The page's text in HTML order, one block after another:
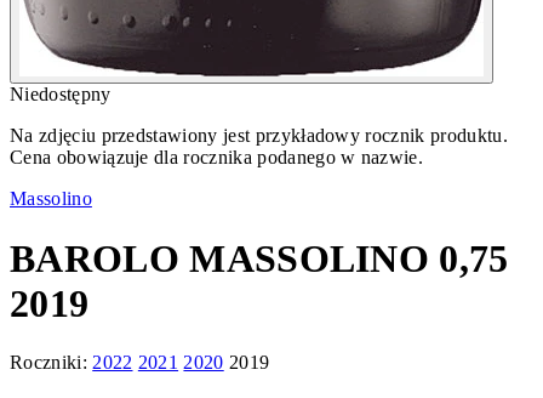
Niedostępny
Na zdjęciu przedstawiony jest przykładowy rocznik produktu.
Cena obowiązuje dla rocznika podanego w nazwie.
Massolino
BAROLO MASSOLINO 0,75
2019
Roczniki: 2022 2021 2020 2019